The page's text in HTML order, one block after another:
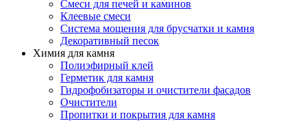
Смеси для печей и каминов
Клеевые смеси
Система мощения для брусчатки и камня
Декоративный песок
Химия для камня
Полиэфирный клей
Герметик для камня
Гидрофобизаторы и очистители фасадов
Очистители
Пропитки и покрытия для камня